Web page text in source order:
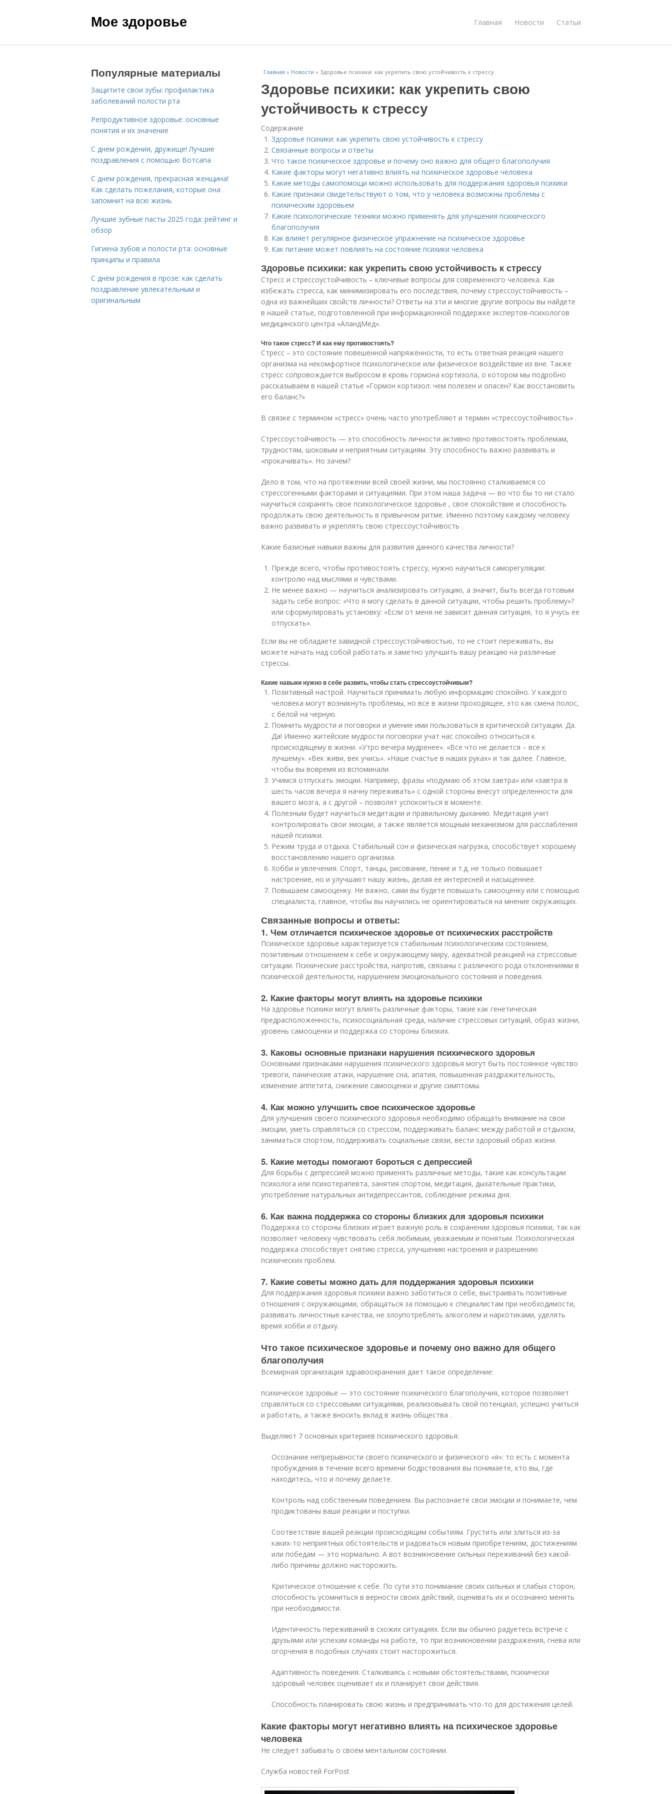
Мое здоровье Главная Новости Статьи
Главная » Новости » Здоровье психики: как укрепить свою устойчивость к стрессу
Здоровье психики: как укрепить свою
устойчивость к стрессу
Содержание
Здоровье психики: как укрепить свою устойчивость к стрессу
Связанные вопросы и ответы
Что такое психическое здоровье и почему оно важно для общего благополучия
Какие факторы могут негативно влиять на психическое здоровье человека
Какие методы самопомощи можно использовать для поддержания здоровья психики
Какие признаки свидетельствуют о том, что у человека возможны проблемы с
психическим здоровьем
Какие психологические техники можно применять для улучшения психического
благополучия
Как влияет регулярное физическое упражнение на психическое здоровье
Как питание может повлиять на состояние психики человека
Здоровье психики: как укрепить свою устойчивость к стрессу
Стресс и стрессоустойчивость – ключевые вопросы для современного человека. Как
избежать стресса, как минимизировать его последствия, почему стрессоустойчивость –
одна из важнейших свойств личности? Ответы на эти и многие другие вопросы вы найдете
в нашей статье, подготовленной при информационной поддержке экспертов-психологов
медицинского центра «АландМед».
Что такое стресс? И как ему противостоять?
Стресс – это состояние повешенной напряжённости, то есть ответная реакция нашего
организма на некомфортное психологическое или физическое воздействие из вне. Также
стресс сопровождается выбросом в кровь гормона кортизола, о котором мы подробно
рассказываем в нашей статье «Гормон кортизол: чем полезен и опасен? Как восстановить
его баланс?»
В связке с термином «стресс» очень часто употребляют и термин «стрессоустойчивость» .
Стрессоустойчивость — это способность личности активно противостоять проблемам,
трудностям, шоковым и неприятным ситуациям. Эту способность важно развивать и
«прокачивать». Но зачем?
Дело в том, что на протяжении всей своей жизни, мы постоянно сталкиваемся со
стрессогенными факторами и ситуациями. При этом наша задача — во что бы то ни стало
научиться сохранять свое психологическое здоровье , свое спокойствие и способность
продолжать свою деятельность в привычном ритме. Именно поэтому каждому человеку
важно развивать и укреплять свою стрессоустойчивость .
Какие базисные навыки важны для развития данного качества личности?
Прежде всего, чтобы противостоять стрессу, нужно научиться саморегуляции:
контролю над мыслями и чувствами.
Не менее важно — научиться анализировать ситуацию, а значит, быть всегда готовым
задать себе вопрос: «Что я могу сделать в данной ситуации, чтобы решить проблему»?
или сформулировать установку: «Если от меня не зависит данная ситуация, то я учусь ее
отпускать».
Если вы не обладаете завидной стрессоустойчивостью, то не стоит переживать, вы
можете начать над собой работать и заметно улучшить вашу реакцию на различные
стрессы.
Какие навыки нужно в себе развить, чтобы стать стрессоустойчивым?
Позитивный настрой. Научиться принимать любую информацию спокойно. У каждого
человека могут возникнуть проблемы, но все в жизни проходящее, это как смена полос,
с белой на черную.
Помнить мудрости и поговорки и умение ими пользоваться в критической ситуации. Да.
Да! Именно житейские мудрости поговорки учат нас спокойно относиться к
происходящему в жизни. «Утро вечера мудренее». «Все что не делается – все к
лучшему». «Век живи, век учись». «Наше счастье в наших руках» и так далее. Главное,
чтобы вы вовремя из вспоминали.
Учимся отпускать эмоции. Например, фразы «подумаю об этом завтра» или «завтра в
шесть часов вечера я начну переживать» с одной стороны внесут определенности для
вашего мозга, а с другой – позволят успокоиться в моменте.
Полезным будет научиться медитации и правильному дыханию. Медитация учит
контролировать свои эмоции, а также является мощным механизмом для расслабления
нашей психики.
Режим труда и отдыха. Стабильный сон и физическая нагрузка, способствует хорошему
восстановлению нашего организма.
Хобби и увлечения. Спорт, танцы, рисование, пение и т.д. не только повышает
настроение, но и улучшают нашу жизнь, делая ее интересней и насыщеннее.
Повышаем самооценку. Не важно, сами вы будете повышать самооценку или с помощью
специалиста, главное, чтобы вы научились не ориентироваться на мнение окружающих.
Связанные вопросы и ответы:
1. Чем отличается психическое здоровье от психических расстройств
Психическое здоровье характеризуется стабильным психологическим состоянием,
позитивным отношением к себе и окружающему миру, адекватной реакцией на стрессовые
ситуации. Психические расстройства, напротив, связаны с различного рода отклонениями в
психической деятельности, нарушением эмоционального состояния и поведения.
2. Какие факторы могут влиять на здоровье психики
На здоровье психики могут влиять различные факторы, такие как генетическая
предрасположенность, психосоциальная среда, наличие стрессовых ситуаций, образ жизни,
уровень самооценки и поддержка со стороны близких.
3. Каковы основные признаки нарушения психического здоровья
Основными признаками нарушения психического здоровья могут быть постоянное чувство
тревоги, панические атаки, нарушение сна, апатия, повышенная раздражительность,
изменение аппетита, снижение самооценки и другие симптомы.
4. Как можно улучшить свое психическое здоровье
Для улучшения своего психического здоровья необходимо обращать внимание на свои
эмоции, уметь справляться со стрессом, поддерживать баланс между работой и отдыхом,
заниматься спортом, поддерживать социальные связи, вести здоровый образ жизни.
5. Какие методы помогают бороться с депрессией
Для борьбы с депрессией можно применять различные методы, такие как консультации
психолога или психотерапевта, занятия спортом, медитация, дыхательные практики,
употребление натуральных антидепрессантов, соблюдение режима дня.
6. Как важна поддержка со стороны близких для здоровья психики
Поддержка со стороны близких играет важную роль в сохранении здоровья психики, так как
позволяет человеку чувствовать себя любимым, уважаемым и понятым. Психологическая
поддержка способствует снятию стресса, улучшению настроения и разрешению
психических проблем.
7. Какие советы можно дать для поддержания здоровья психики
Для поддержания здоровья психики важно заботиться о себе, выстраивать позитивные
отношения с окружающими, обращаться за помощью к специалистам при необходимости,
развивать личностные качества, не злоупотреблять алкоголем и наркотиками, уделять
время хобби и отдыху.
Что такое психическое здоровье и почему оно важно для общего
благополучия
Всемирная организация здравоохранения дает такое определение:
психическое здоровье — это состояние психического благополучия, которое позволяет
справляться со стрессовыми ситуациями, реализовывать свой потенциал, успешно учиться
и работать, а также вносить вклад в жизнь общества .
Выделяют 7 основных критериев психического здоровья:
Осознание непрерывности своего психического и физического «я»: то есть с момента
пробуждения в течение всего времени бодрствования вы понимаете, кто вы, где
находитесь, что и почему делаете.
Контроль над собственным поведением. Вы распознаете свои эмоции и понимаете, чем
продиктованы ваши реакции и поступки.
Соответствие вашей реакции происходящим событиям. Грустить или злиться из-за
каких-то неприятных обстоятельств и радоваться новым приобретениям, достижениям
или победам — это нормально. А вот возникновение сильных переживаний без какой-
либо причины должно насторожить.
Критическое отношение к себе. По сути это понимание своих сильных и слабых сторон,
способность усомниться в верности своих действий, оценивать их и осознанно менять
при необходимости.
Идентичность переживаний в схожих ситуациях. Если вы обычно радуетесь встрече с
друзьями или успехам команды на работе, то при возникновении раздражения, гнева или
огорчения в подобных случаях стоит насторожиться.
Адаптивность поведения. Сталкиваясь с новыми обстоятельствами, психически
здоровый человек оценивает их и планирует свои действия.
Способность планировать свою жизнь и предпринимать что-то для достижения целей.
Какие факторы могут негативно влиять на психическое здоровье
человека
Не следует забывать о своём ментальном состоянии.
Служба новостей ForPost
Популярные материалы
Защитите свои зубы: профилактика
заболеваний полости рта
Репродуктивное здоровье: основные
понятия и их значение
С днем рождения, дружище! Лучшие
поздравления с помощью Вотсапа
С днем рождения, прекрасная женщина!
Как сделать пожелания, которые она
запомнит на всю жизнь
Лучшие зубные пасты 2025 года: рейтинг и
обзор
Гигиена зубов и полости рта: основные
принципы и правила
С днём рождения в прозе: как сделать
поздравление увлекательным и
оригинальным